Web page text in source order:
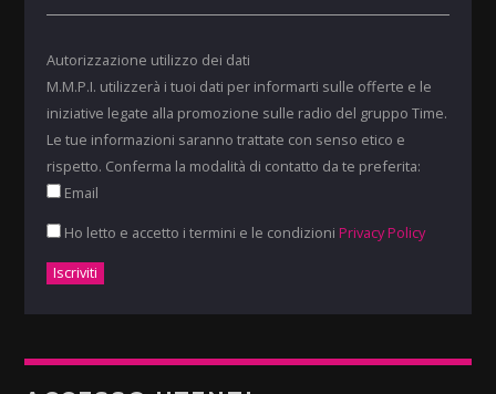
Autorizzazione utilizzo dei dati
M.M.P.I. utilizzerà i tuoi dati per informarti sulle offerte e le
iniziative legate alla promozione sulle radio del gruppo Time.
Le tue informazioni saranno trattate con senso etico e
rispetto. Conferma la modalità di contatto da te preferita:
Email
Ho letto e accetto i termini e le condizioni Privacy Policy